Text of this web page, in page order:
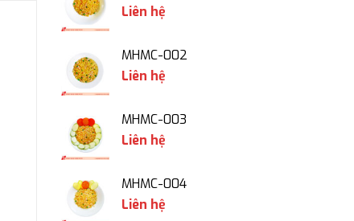
Liên hệ
MHMC-002
Liên hệ
MHMC-003
Liên hệ
MHMC-004
Liên hệ